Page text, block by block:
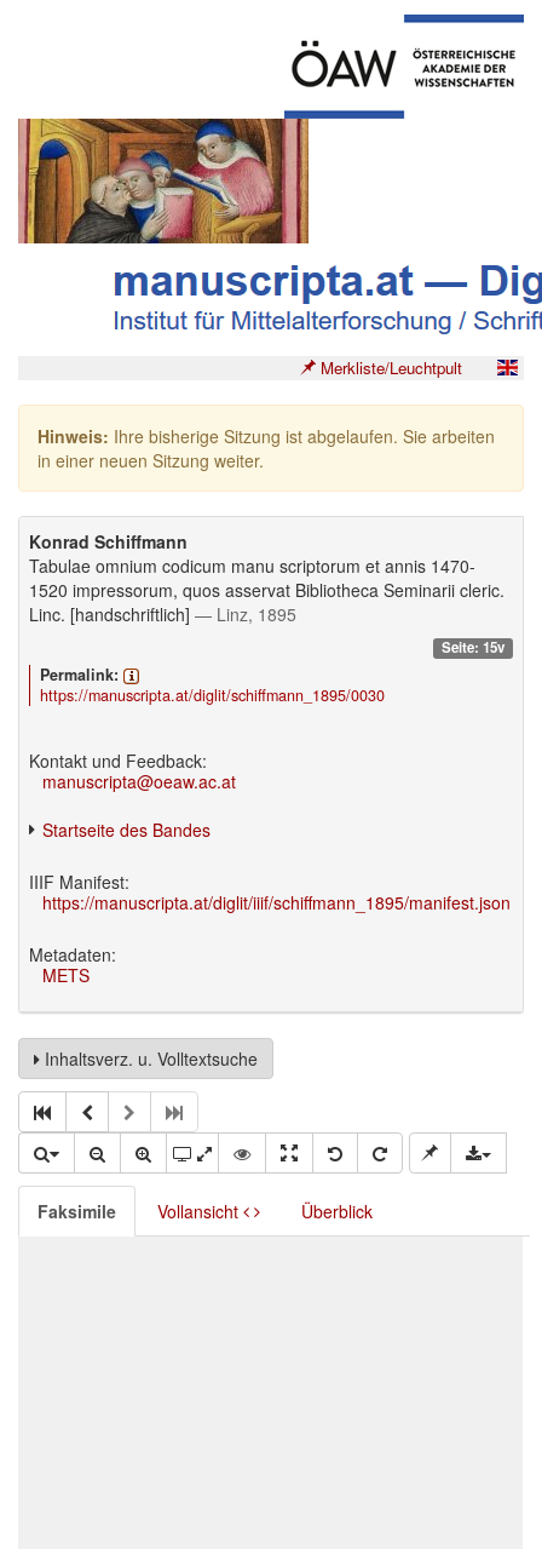
Merkliste/Leuchtpult
Hinweis: Ihre bisherige Sitzung ist abgelaufen. Sie arbeiten
in einer neuen Sitzung weiter.
Konrad Schiffmann
Tabulae omnium codicum manu scriptorum et annis 1470-
1520 impressorum, quos asservat Bibliotheca Seminarii cleric.
Linc. [handschriftlich] — Linz, 1895
Seite: 15v
Permalink:
https://manuscripta.at/diglit/schiffmann_1895/0030
Kontakt und Feedback:
manuscripta@oeaw.ac.at
Startseite des Bandes
IIIF Manifest:
https://manuscripta.at/diglit/iiif/schiffmann_1895/manifest.json
Metadaten:
METS
Inhaltsverz. u. Volltextsuche
Faksimile Vollansicht Überblick